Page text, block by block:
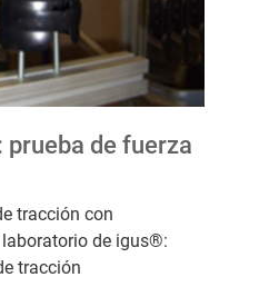
prueba de fuerza
tracción con
laboratorio de igus®:
tracción